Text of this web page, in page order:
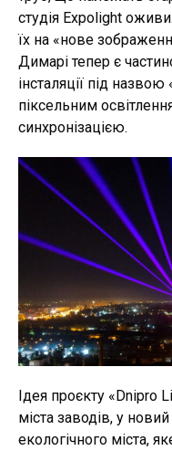
студія Expolight
їх на «нове
Димарі тепер є
інсталяції під
піксельним
синхронізацією.
Ідея проєкту «Dnipro
міста заводів, у
екологічного міста,